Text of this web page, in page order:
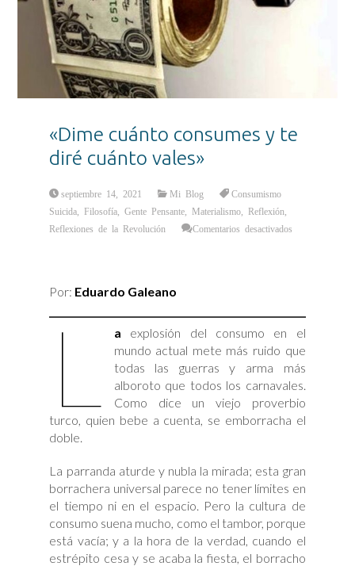
«Dime cuánto consumes y te
diré cuánto vales»
septiembre 14, 2021 Mi Blog
Consumismo
Suicida
Filosofía ,Gente Pensante Materialismo Reflexión
Reflexiones de la Revolución
Comentarios desactivados
te
diré
vales»
Por: Eduardo Galeano
L a explosión del consumo en el
mundo actual mete más ruido que
todas las guerras y arma más
alboroto que todos los carnavales.
Como dice un viejo proverbio
turco, quien bebe a cuenta, se emborracha el
doble.
La parranda aturde y nubla la mirada; esta gran
borrachera universal parece no tener límites en
el tiempo ni en el espacio. Pero la cultura de
consumo suena mucho, como el tambor, porque
está vacía; y a la hora de la verdad, cuando el
estrépito cesa y se acaba la fiesta, el borracho